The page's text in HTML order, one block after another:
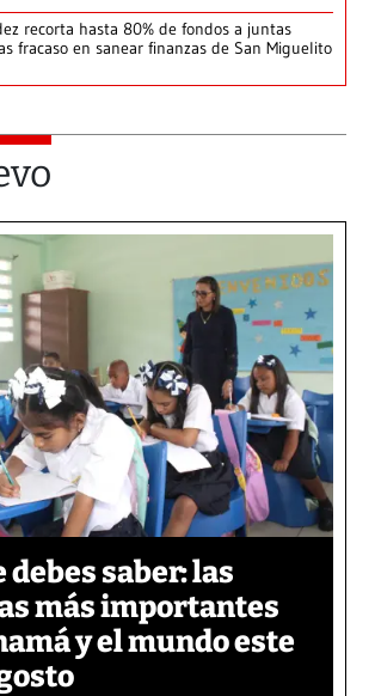
recorta hasta 80% de fondos a juntas
fracaso en sanear finanzas de San Miguelito
debes saber: las
más importantes
y el mundo este